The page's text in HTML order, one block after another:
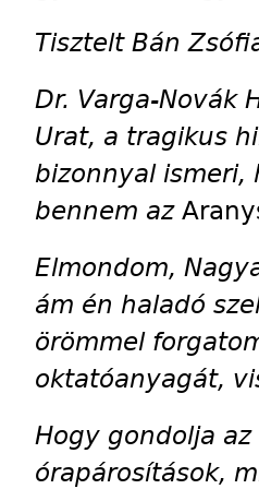
Tisztelt Bán
Dr. Varga-Novák
Urat, a tragikus
bizonnyal
bennem az
Elmondom,
ám én haladó
örömmel
oktatóanyagát,
Hogy gondolja
órapárosítások,